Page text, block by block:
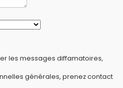
les messages diffamatoires,
générales, prenez contact